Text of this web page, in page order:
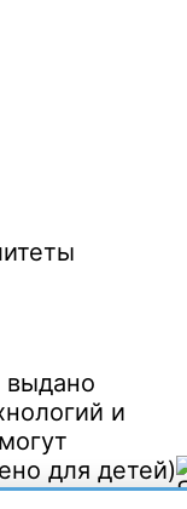
и
для детей)